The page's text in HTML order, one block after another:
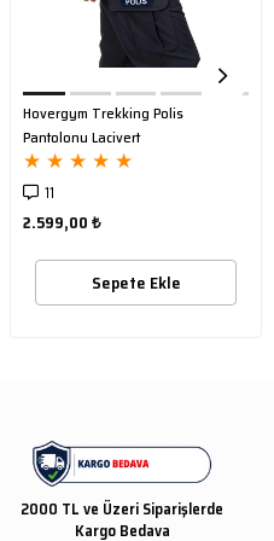
Hovergym Trekking Polis
Pantolonu Lacivert
★ ★ ★ ★ ★
11
2.599,00 ₺
Sepete Ekle
2000 TL ve Üzeri Siparişlerde
Kargo Bedava